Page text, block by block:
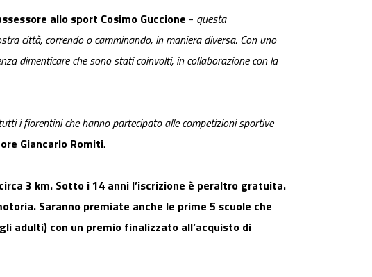
allo sport Cosimo Guccione - questa
città, correndo o camminando, in maniera diversa. Con uno
dimenticare che sono stati coinvolti, in collaborazione con la
i fiorentini che hanno partecipato alle competizioni sportive
Giancarlo Romiti.
3 km. Sotto i 14 anni l’iscrizione è peraltro gratuita.
Saranno premiate anche le prime 5 scuole che
adulti) con un premio finalizzato all’acquisto di